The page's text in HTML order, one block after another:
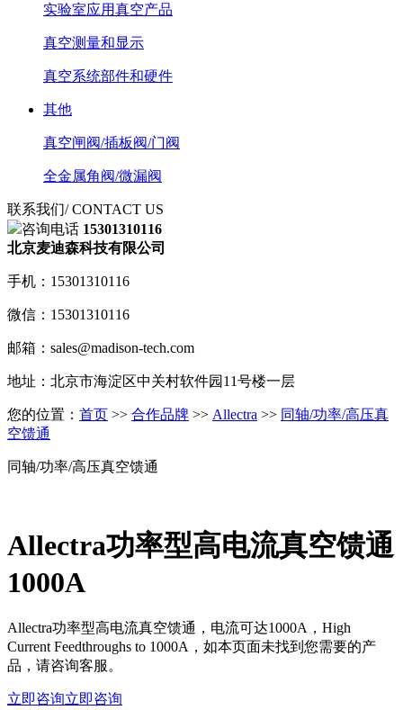
实验室应用真空产品
真空测量和显示
真空系统部件和硬件
其他
真空闸阀/插板阀/门阀
全金属角阀/微漏阀
联系我们/ CONTACT US
咨询电话 15301310116
北京麦迪森科技有限公司
手机：15301310116
微信：15301310116
邮箱：sales@madison-tech.com
地址：北京市海淀区中关村软件园11号楼一层
您的位置： 首页 >> 合作品牌 >> Allectra >> 同轴/功率/高压真
空馈通
同轴/功率/高压真空馈通
Allectra功率型高电流真空馈通
1000A
Allectra功率型高电流真空馈通，电流可达1000A，High
Current Feedthroughs to 1000A，如本页面未找到您需要的产
品，请咨询客服。
立即咨询立即咨询